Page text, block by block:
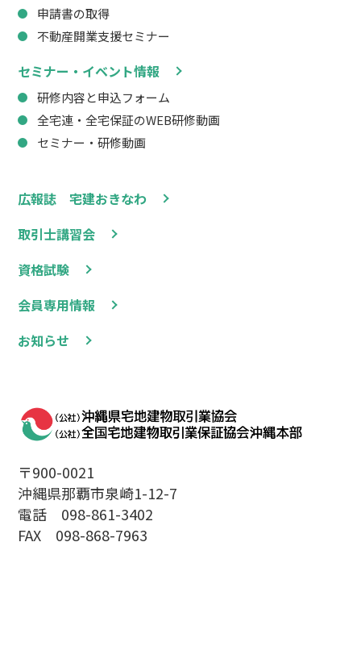
広報誌 宅建おきなわ
取引士講習会
資格試験
会員専用情報
お知らせ
申請書の取得
不動産開業支援セミナー
セミナー・イベント情報
研修内容と申込フォーム
全宅連・全宅保証のWEB研修動画
セミナー・研修動画
〒900-0021
沖縄県那覇市泉崎1-12-7
電話 098-861-3402
FAX 098-868-7963